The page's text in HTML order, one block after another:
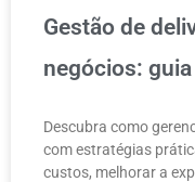
Gestão de
negócios:
Descubra como
com estratégias
custos, melhorar a